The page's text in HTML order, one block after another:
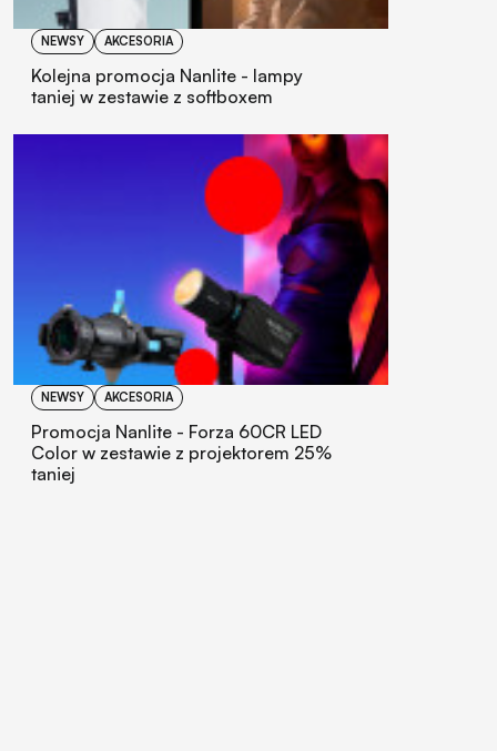
NEWSY AKCESORIA
Kolejna promocja Nanlite - lampy
taniej w zestawie z softboxem
NEWSY AKCESORIA
Promocja Nanlite - Forza 60CR LED
Color w zestawie z projektorem 25%
taniej